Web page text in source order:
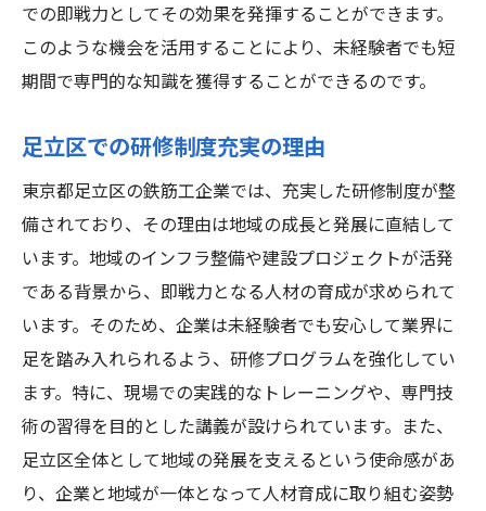
での即戦力としてその効果を発揮することができます。
このような機会を活用することにより、未経験者でも短
期間で専門的な知識を獲得することができるのです。
足立区での研修制度充実の理由
東京都足立区の鉄筋工企業では、充実した研修制度が整
備されており、その理由は地域の成長と発展に直結して
います。地域のインフラ整備や建設プロジェクトが活発
である背景から、即戦力となる人材の育成が求められて
います。そのため、企業は未経験者でも安心して業界に
足を踏み入れられるよう、研修プログラムを強化してい
ます。特に、現場での実践的なトレーニングや、専門技
術の習得を目的とした講義が設けられています。また、
足立区全体として地域の発展を支えるという使命感があ
り、企業と地域が一体となって人材育成に取り組む姿勢